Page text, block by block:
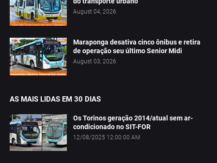
August 04, 2026
Maraponga desativa cinco ônibus e retira
de operação seu último Senior Midi
August 03, 2026
AS MAIS LIDAS EM 30 DIAS
Os Torinos geração 2014/atual sem ar-
condicionado no SIT-FOR
12/08/2025 12:00:00 AM